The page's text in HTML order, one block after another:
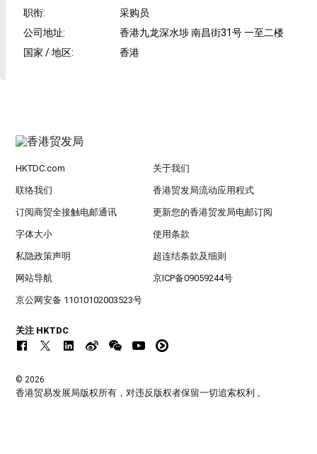
职衔:
采购员
公司地址:
香港九龙深水埗 南昌街31号 一至二楼
国家 / 地区: 香港
HKTDC.com 关于我们
联络我们 香港贸发局流动应用程式
订阅商贸全接触电邮通讯 更新您的香港贸发局电邮订阅
字体大小 使用条款
私隐政策声明 超连结条款及细则
网站导航 京ICP备09059244号
京公网安备 11010102003523号
关注 HKTDC
© 2026
香港贸易发展局版权所有，对违反版权者保留一切追索权利 。